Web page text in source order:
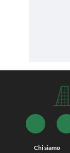
Chi siamo